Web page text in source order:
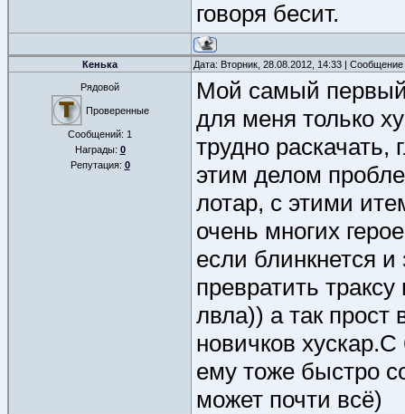
говоря бесит.
Кенька Дата: Вторник, 28.08.2012, 14:33 |
Рядовой
Проверенные
Сообщений: 1
Награды: 0
Репутация: 0
Мой самый
для меня только
трудно раскачать,
этим делом
лотар, с этими
очень многих
если блинкнется
превратить
лвла)) а так прост
новичков хускар.С
ему тоже быстро
может почти всё)